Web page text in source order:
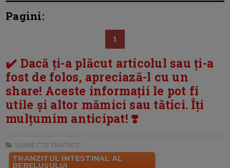
Pagini:
1
✔️ Dacă ți-a plăcut articolul sau ți-a
fost de folos, apreciază-l cu un
share! Aceste informații le pot fi
utile și altor mămici sau tătici. Îți
mulțumim anticipat! ❣️
SUBIECTE TRATATE:
TRANZITUL INTESTINAL AL
BEBELUSULUI